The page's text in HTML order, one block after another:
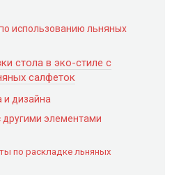
использованию льняных
стола в эко-стиле с
салфеток
и дизайна
другими элементами
по раскладке льняных